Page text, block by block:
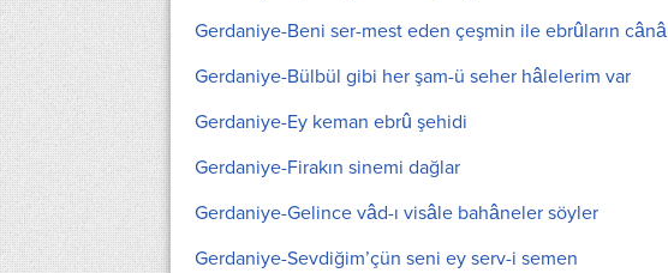
Gerdaniye-Beni ser-mest eden çeşmin ile ebrûların cânâ
Gerdaniye-Bülbül gibi her şam-ü seher hâlelerim var
Gerdaniye-Ey keman ebrû şehidi
Gerdaniye-Firakın sinemi dağlar
Gerdaniye-Gelince vâd-ı visâle bahâneler söyler
Gerdaniye-Sevdiğim’çün seni ey serv-i semen